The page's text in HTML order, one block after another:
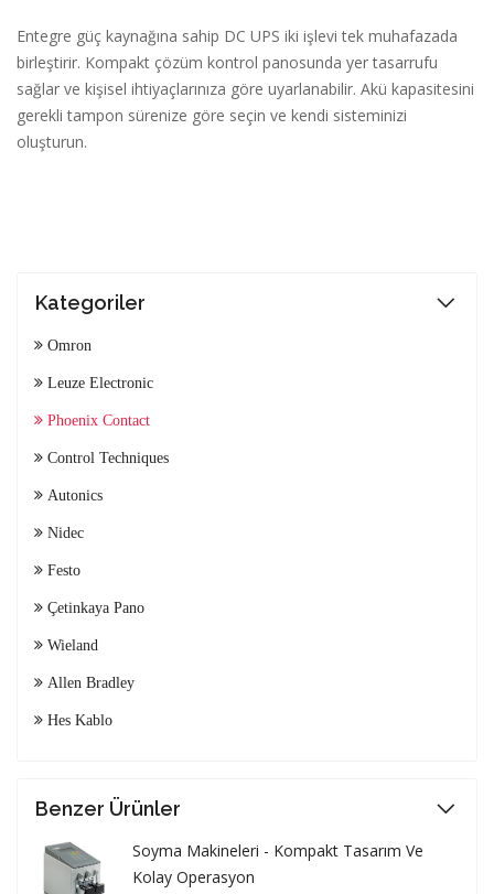
Entegre güç kaynağına sahip DC UPS iki işlevi tek muhafazada
birleştirir. Kompakt çözüm kontrol panosunda yer tasarrufu
sağlar ve kişisel ihtiyaçlarınıza göre uyarlanabilir. Akü kapasitesini
gerekli tampon sürenize göre seçin ve kendi sisteminizi
oluşturun.
Kategoriler
Omron
Leuze Electronic
Phoenix Contact
Control Techniques
Autonics
Nidec
Festo
Çetinkaya Pano
Wieland
Allen Bradley
Hes Kablo
Benzer Ürünler
Soyma Makineleri - Kompakt Tasarım Ve
Kolay Operasyon